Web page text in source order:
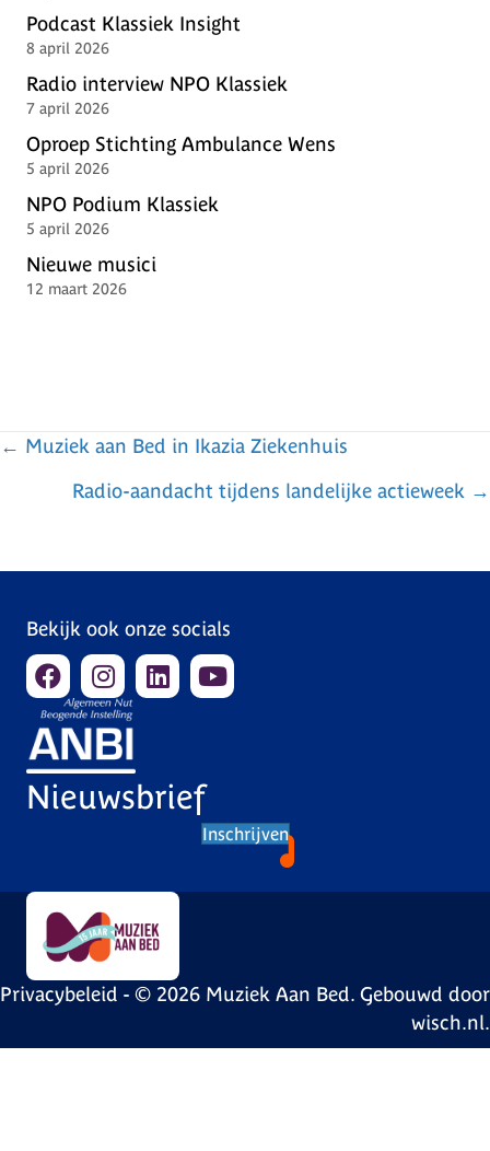
Podcast Klassiek Insight
8 april 2026
Radio interview NPO Klassiek
7 april 2026
Oproep Stichting Ambulance Wens
5 april 2026
NPO Podium Klassiek
5 april 2026
Nieuwe musici
12 maart 2026
s
g
t
← Muziek aan Bed in Ikazia Ziekenhuis
Radio-aandacht tijdens landelijke actieweek →
Bekijk ook onze socials
Nieuwsbrief
Inschrijven
Privacybeleid - © 2026 Muziek Aan Bed. Gebouwd door
wisch.nl.